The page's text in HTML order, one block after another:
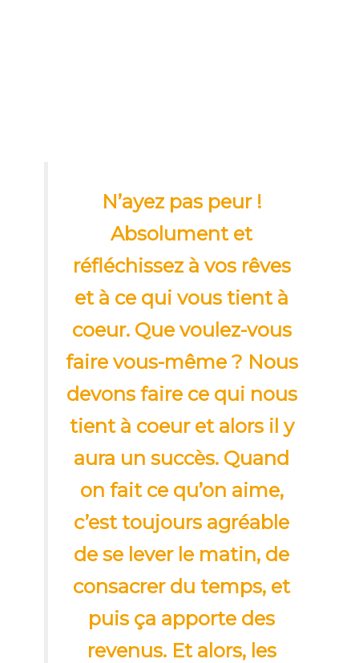
N’ayez pas peur !
Absolument et
réfléchissez à vos rêves
et à ce qui vous tient à
coeur. Que voulez-vous
faire vous-même ? Nous
devons faire ce qui nous
tient à coeur et alors il y
aura un succès. Quand
on fait ce qu’on aime,
c’est toujours agréable
de se lever le matin, de
consacrer du temps, et
puis ça apporte des
revenus. Et alors, les